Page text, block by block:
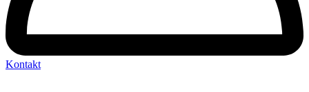
Kontakt